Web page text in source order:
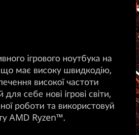
ігрового ноутбука на
що має високу швидкодію,
високої частоти
себе нові ігрові світи,
роботи та використовуй
AMD Ryzen™.